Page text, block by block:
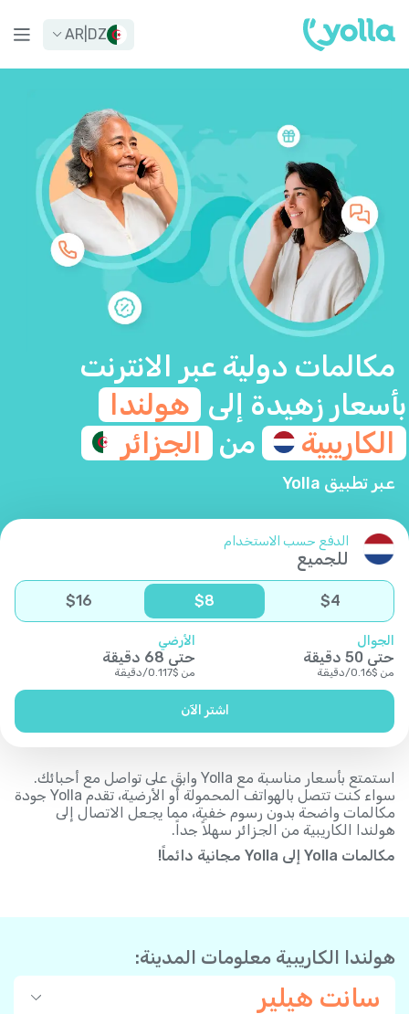
DZ
AR
مكالمات دولية عبر الانترنت
بأسعار زهيدة إلى هولندا
الكاريبية
من الجزائر
عبر تطبيق Yolla
الدفع حسب الاستخدام
للجميع
$4
$8
$16
الجوال
حتى 50 دقيقة
من $
0.16
/دقيقة
الأرضي
حتى 68 دقيقة
من $
0.117
/دقيقة
اشتر الآن
استمتع بأسعار مناسبة مع Yolla وابقَ على تواصل مع أحبائك.
سواء كنت تتصل بالهواتف المحمولة أو الأرضية، تقدم Yolla جودة
مكالمات واضحة بدون رسوم خفية، مما يجعل الاتصال إلى
هولندا الكاريبية من الجزائر سهلاً جداً.
مكالمات Yolla إلى Yolla مجانية دائماً!
هولندا الكاريبية معلومات المدينة:
سانت هيلير